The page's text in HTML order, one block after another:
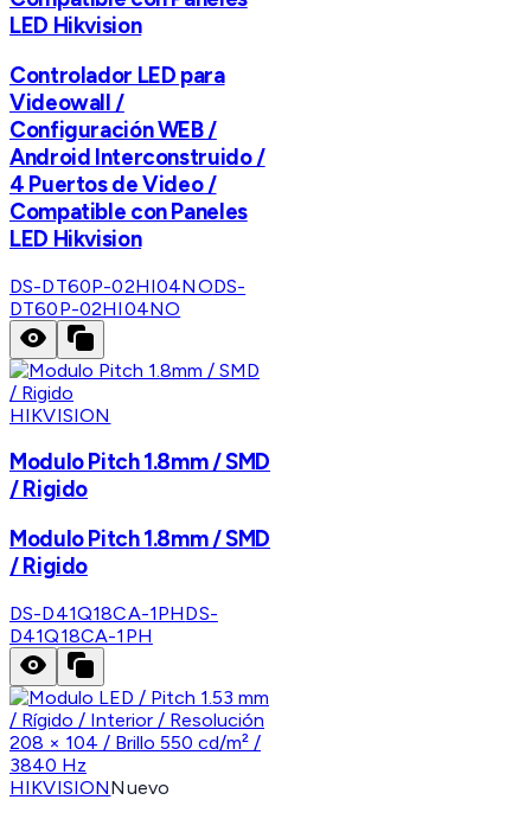
LED Hikvision
Controlador LED para
Videowall /
Configuración WEB /
Android Interconstruido /
4 Puertos de Video /
Compatible con Paneles
LED Hikvision
DS-DT60P-02HI04NODS-
DT60P-02HI04NO
HIKVISION
Modulo Pitch 1.8mm / SMD
/ Rigido
Modulo Pitch 1.8mm / SMD
/ Rigido
DS-D41Q18CA-1PHDS-
D41Q18CA-1PH
HIKVISIONNuevo